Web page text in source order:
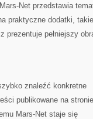
Net przedstawia
praktyczne dodatki,
prezentuje pełniejszy
znaleźć konkretne
publikowane na stronie
Mars-Net staje się